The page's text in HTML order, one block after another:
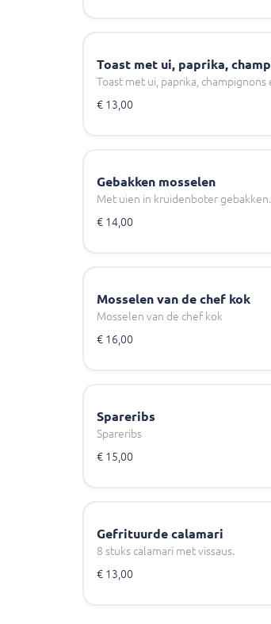
Toast met ui, paprika,
Toast met ui, paprika, champignons
€ 13,00
Gebakken mosselen
Met uien in kruidenboter gebakken.
€ 14,00
Mosselen van de chef kok
Mosselen van de chef kok
€ 16,00
Spareribs
Spareribs
€ 15,00
Gefrituurde calamari
8 stuks calamari met vissaus.
€ 13,00